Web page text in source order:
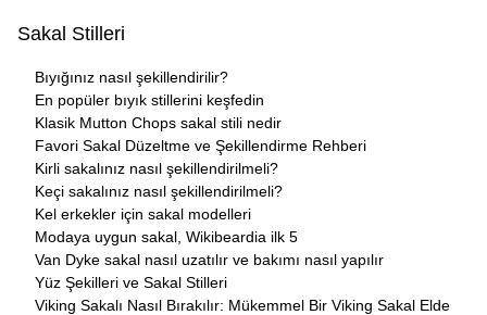
Sakal Stilleri
Bıyığınız nasıl şekillendirilir?
En popüler bıyık stillerini keşfedin
Klasik Mutton Chops sakal stili nedir
Favori Sakal Düzeltme ve Şekillendirme Rehberi
Kirli sakalınız nasıl şekillendirilmeli?
Keçi sakalınız nasıl şekillendirilmeli?
Kel erkekler için sakal modelleri
Modaya uygun sakal, Wikibeardia ilk 5
Van Dyke sakal nasıl uzatılır ve bakımı nasıl yapılır
Yüz Şekilleri ve Sakal Stilleri
Viking Sakalı Nasıl Bırakılır: Mükemmel Bir Viking Sakal Elde